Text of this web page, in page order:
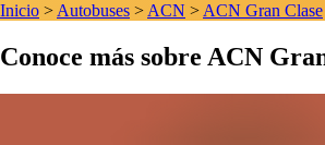
Inicio > Autobuses > ACN > ACN Gran Clase
Conoce más sobre ACN